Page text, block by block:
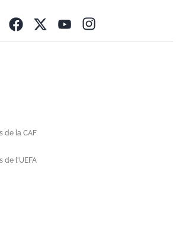
de la CAF
de l'UEFA